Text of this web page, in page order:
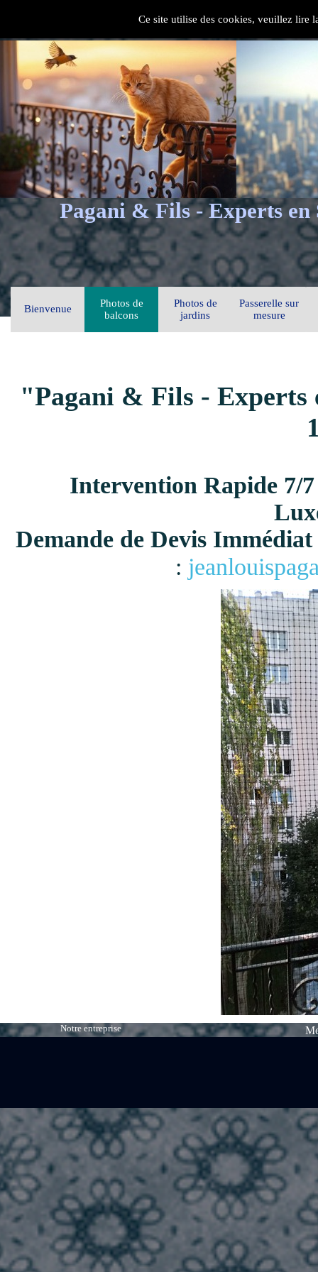
Ce site utilise des cookies, veuillez lire
Pagani & Fils - Experts en
Bienvenue
Photos de
balcons
Photos de
jardins
Passerelle sur
mesure
"Pagani & Fils - Experts
Intervention Rapide 7/
Demande de Devis
:
Notre entreprise